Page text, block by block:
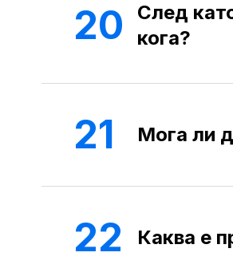
20
След
кога?
21 Мога ли
22 Каква е